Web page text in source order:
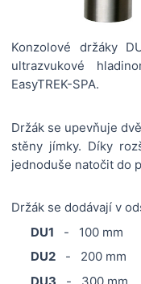
Konzolové držáky
ultrazvukové
EasyTREK-SPA.
Držák se upevňuje
stěny jímky. Díky
jednoduše natočit do
Držák se dodávají v
DU1 - 100 mm
DU2 - 200 mm
DU3 - 300 mm